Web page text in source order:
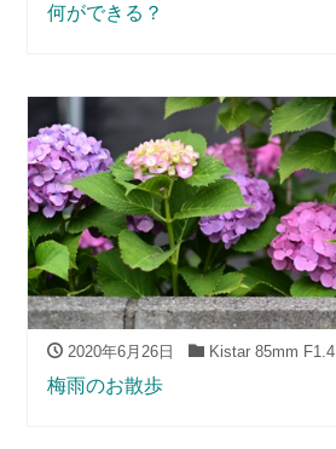
何ができる？
2020年6月26日 Kistar 85mm F1.4
梅雨のお散歩